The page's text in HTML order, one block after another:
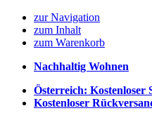
zur Navigation
zum Inhalt
zum Warenkorb
Nachhaltig Wohnen
Österreich: Kostenloser
Kostenloser